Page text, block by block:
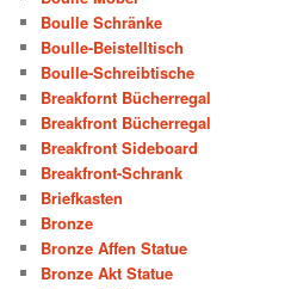
Boulle Schränke
Boulle-Beistelltisch
Boulle-Schreibtische
Breakfornt Bücherregal
Breakfront Bücherregal
Breakfront Sideboard
Breakfront-Schrank
Briefkasten
Bronze
Bronze Affen Statue
Bronze Akt Statue